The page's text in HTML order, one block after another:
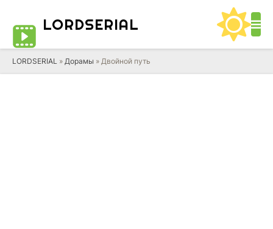
LORDSERIAL
LORDSERIAL » Дорамы » Двойной путь